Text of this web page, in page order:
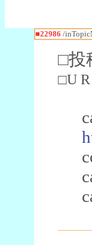
■22986 /
□投
□U